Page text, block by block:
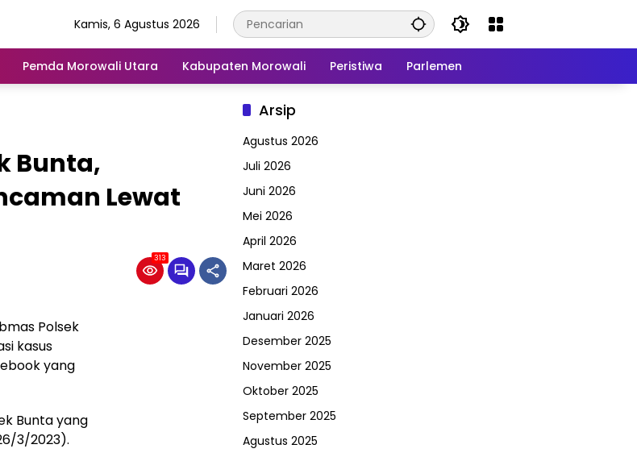
Kamis, 6 Agustus 2026
Pemda Morowali Utara Kabupaten Morowali Peristiwa Parlemen
Bunta,
Lewat
313
Polsek
kasus
yang
Bunta yang
3/2023).
Arsip
Agustus 2026
Juli 2026
Juni 2026
Mei 2026
April 2026
Maret 2026
Februari 2026
Januari 2026
Desember 2025
November 2025
Oktober 2025
September 2025
Agustus 2025